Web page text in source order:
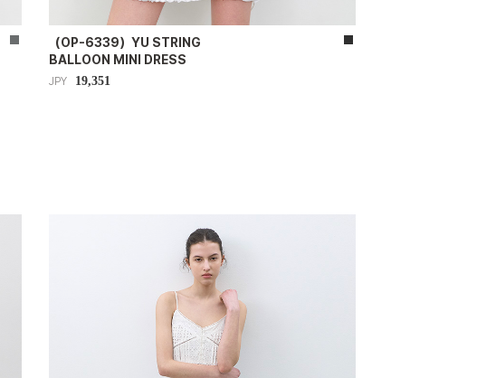
（OP-6339）YU STRING
BALLOON MINI DRESS
JPY 19,351